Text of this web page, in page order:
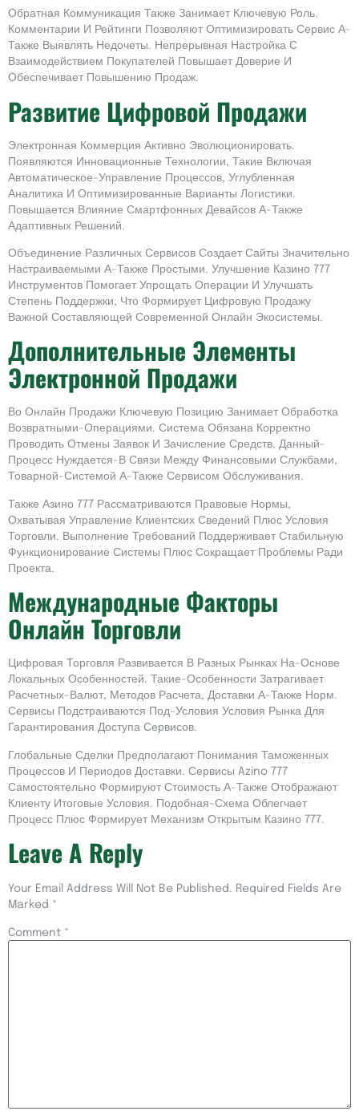
Обратная Коммуникация Также Занимает Ключевую Роль.
Комментарии И Рейтинги Позволяют Оптимизировать Сервис А-
Также Выявлять Недочеты. Непрерывная Настройка С
Взаимодействием Покупателей Повышает Доверие И
Обеспечивает Повышению Продаж.
Развитие Цифровой Продажи
Электронная Коммерция Активно Эволюционировать.
Появляются Инновационные Технологии, Такие Включая
Автоматическое-Управление Процессов, Углубленная
Аналитика И Оптимизированные Варианты Логистики.
Повышается Влияние Смартфонных Девайсов А-Также
Адаптивных Решений.
Объединение Различных Сервисов Создает Сайты Значительно
Настраиваемыми А-Также Простыми. Улучшение Казино 777
Инструментов Помогает Упрощать Операции И Улучшать
Степень Поддержки, Что Формирует Цифровую Продажу
Важной Составляющей Современной Онлайн Экосистемы.
Дополнительные Элементы
Электронной Продажи
Во Онлайн Продажи Ключевую Позицию Занимает Обработка
Возвратными-Операциями. Система Обязана Корректно
Проводить Отмены Заявок И Зачисление Средств. Данный-
Процесс Нуждается-В Связи Между Финансовыми Службами,
Товарной-Системой А-Также Сервисом Обслуживания.
Также Азино 777 Рассматриваются Правовые Нормы,
Охватывая Управление Клиентских Сведений Плюс Условия
Торговли. Выполнение Требований Поддерживает Стабильную
Функционирование Системы Плюс Сокращает Проблемы Ради
Проекта.
Международные Факторы
Онлайн Торговли
Цифровая Торговля Развивается В Разных Рынках На-Основе
Локальных Особенностей. Такие-Особенности Затрагивает
Расчетных-Валют, Методов Расчета, Доставки А-Также Норм.
Сервисы Подстраиваются Под-Условия Условия Рынка Для
Гарантирования Доступа Сервисов.
Глобальные Сделки Предполагают Понимания Таможенных
Процессов И Периодов Доставки. Сервисы Azino 777
Самостоятельно Формируют Стоимость А-Также Отображают
Клиенту Итоговые Условия. Подобная-Схема Облегчает
Процесс Плюс Формирует Механизм Открытым Казино 777.
Leave A Reply
Your Email Address Will Not Be Published. Required Fields Are
Marked *
Comment *